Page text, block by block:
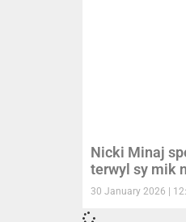
Nicki Minaj
terwyl sy mik
30 January 2026